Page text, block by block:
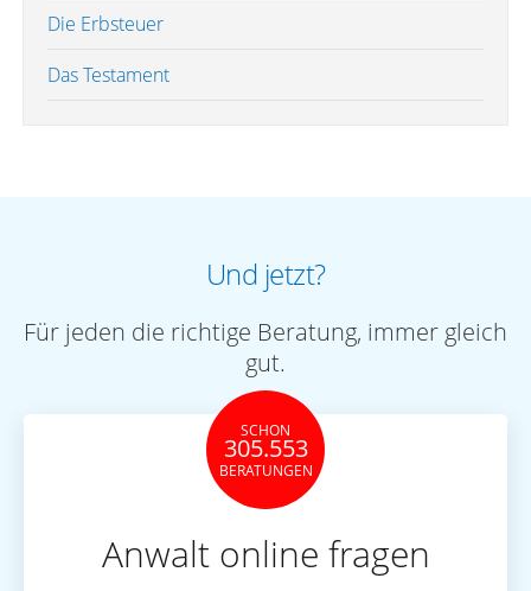
Die Erbsteuer
Das Testament
Und jetzt?
Für jeden die richtige Beratung, immer gleich
gut.
SCHON
305.553
BERATUNGEN
Anwalt online fragen